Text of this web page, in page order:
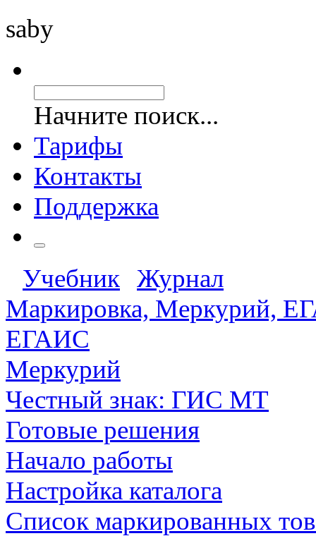
saby
Начните поиск...
Тарифы
Контакты
Поддержка
Учебник
Журнал
Маркировка, Меркурий,
ЕГАИС
Меркурий
Честный знак: ГИС МТ
Готовые решения
Начало работы
Настройка каталога
Список маркированных